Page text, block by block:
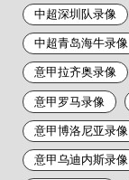
中超深圳队录像
中超青岛海牛录像
意甲拉齐奥录像
意甲罗马录像
意甲博洛尼亚录像
意甲乌迪内斯录像